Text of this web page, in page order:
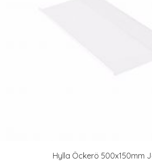
Hylla Öckerö 500x150mm